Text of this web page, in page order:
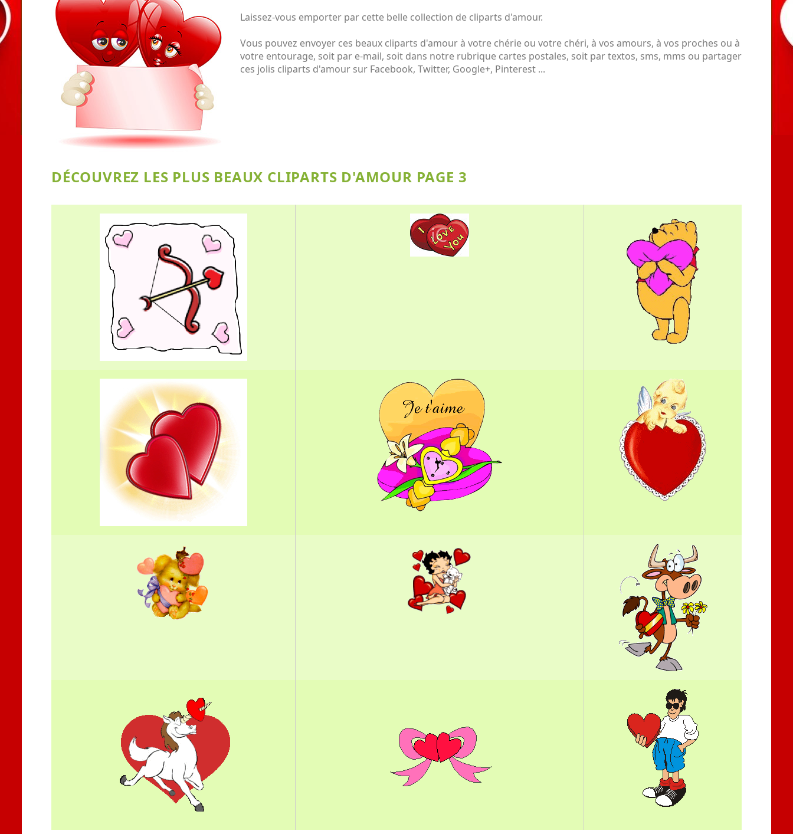
Laissez-vous emporter par cette belle collection de cliparts d'amour.
Vous pouvez envoyer ces beaux cliparts d'amour à votre chérie ou votre chéri, à vos amours, à vos proches ou à
votre entourage, soit par e-mail, soit dans notre rubrique cartes postales, soit par textos, sms, mms ou partager
ces jolis cliparts d'amour sur Facebook, Twitter, Google+, Pinterest ...
DÉCOUVREZ LES PLUS BEAUX CLIPARTS D'AMOUR PAGE 3